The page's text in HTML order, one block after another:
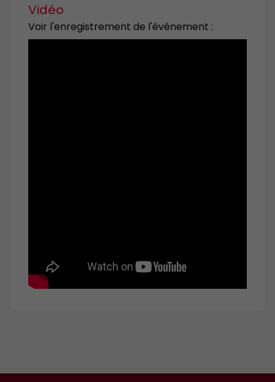
Vidéo
Voir l'enregistrement de l'événement :